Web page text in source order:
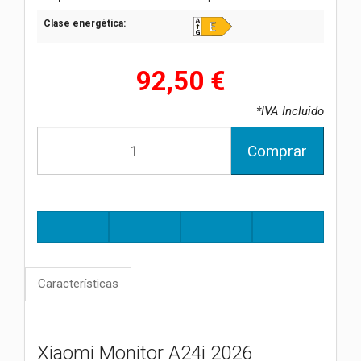
Clase energética:
92,50 €
*IVA Incluido
Comprar
Características
Xiaomi Monitor A24i 2026